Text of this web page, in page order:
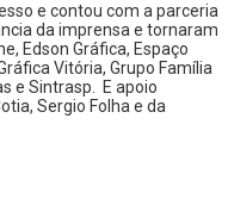
e contou com a parceria
da imprensa e tornaram
Edson Gráfica, Espaço
Vitória, Grupo Família
e Sintrasp. E apoio
Sergio Folha e da